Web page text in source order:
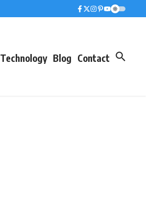
Technology Blog Contact